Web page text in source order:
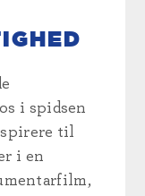
i spidsen
til
i en